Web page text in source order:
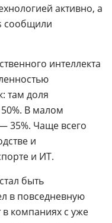
активно, а
сообщили
интеллекта
там доля
В малом
35%. Чаще всего
и
и ИT.
быть
в повседневную
в компаниях с уже